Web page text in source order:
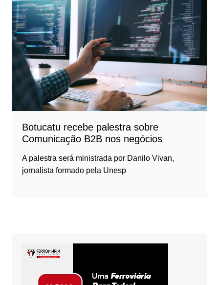
Botucatu recebe palestra sobre
Comunicação B2B nos negócios
A palestra será ministrada por Danilo Vivan,
jornalista formado pela Unesp